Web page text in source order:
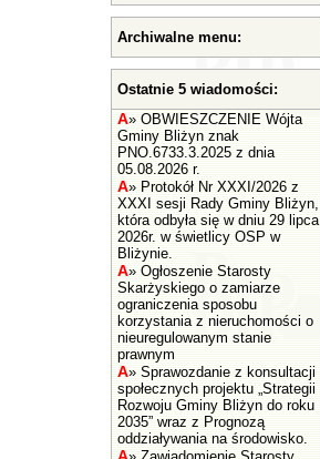
Archiwalne menu:
Ostatnie 5 wiadomości:
A» OBWIESZCZENIE Wójta
Gminy Bliżyn znak
PNO.6733.3.2025 z dnia
05.08.2026 r.
A» Protokół Nr XXXI/2026 z
XXXI sesji Rady Gminy Bliżyn,
która odbyła się w dniu 29 lipca
2026r. w świetlicy OSP w
Bliżynie.
A» Ogłoszenie Starosty
Skarżyskiego o zamiarze
ograniczenia sposobu
korzystania z nieruchomości o
nieuregulowanym stanie
prawnym
A» Sprawozdanie z konsultacji
społecznych projektu „Strategii
Rozwoju Gminy Bliżyn do roku
2035” wraz z Prognozą
oddziaływania na środowisko.